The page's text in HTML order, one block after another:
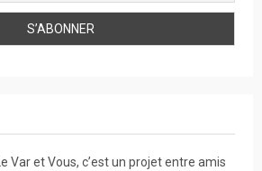
Le Var et Vous, c’est un projet entre amis